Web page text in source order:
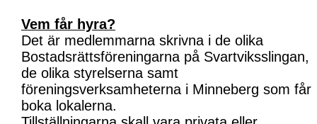
Vem får hyra?
Det är medlemmarna skrivna i de olika
Bostadsrättsföreningarna på Svartviksslingan,
de olika styrelserna samt
föreningsverksamheterna i Minneberg som får
boka lokalerna.